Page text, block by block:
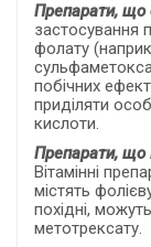
Препарати, що
застосування
фолату
побічних
приділяти
кислоти.
Препарати, що
Вітамінні
містять
похідні,
метотрексату.